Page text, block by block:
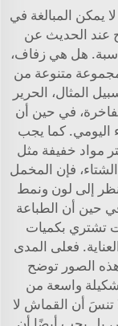
يمكن المبالغة في
عند الحديث عن
هل هي زفاف،
متنوعة من
المثال، الحرير
في حين أن
اليومي. كما يجب
مواد خفيفة مثل
فإن المخمل
إلى لون ونمط
حين أن الطباعة
تشتري بكميات
فعلى المدى
الصور توضح
واسعة من
تنسَ أن القماش لا